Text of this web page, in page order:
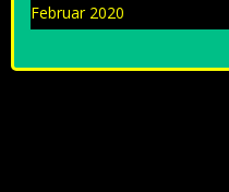
Februar 2020